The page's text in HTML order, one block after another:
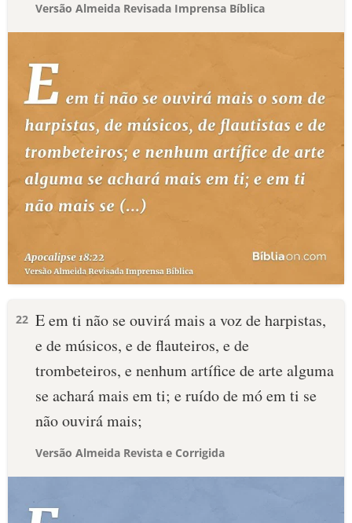
Versão Almeida Revisada Imprensa Bíblica
22 E em ti não se ouvirá mais a voz de harpistas,
e de músicos, e de flauteiros, e de
trombeteiros, e nenhum artífice de arte alguma
se achará mais em ti; e ruído de mó em ti se
não ouvirá mais;
Versão Almeida Revista e Corrigida